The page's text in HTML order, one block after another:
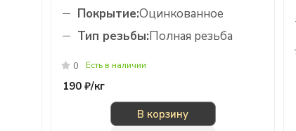
Покрытие:Оцинкованное
Тип резьбы:Полная резьба
0 Есть в наличии
190 ₽/кг
В корзину